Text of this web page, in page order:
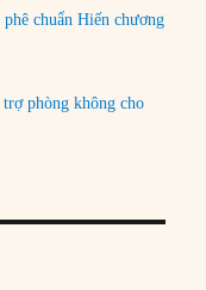
chuẩn Hiến chương
phòng không cho